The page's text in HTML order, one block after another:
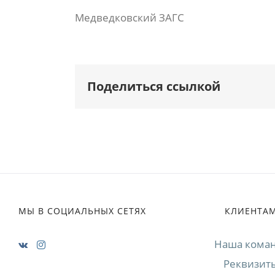
Медведковский ЗАГС
Поделиться ссылкой
МЫ В СОЦИАЛЬНЫХ СЕТЯХ
Наша